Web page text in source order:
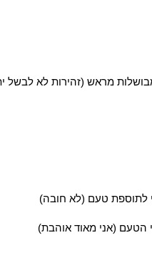
מראש (זהירות לא לבשל
הטעם (אני מאוד אוהבת)